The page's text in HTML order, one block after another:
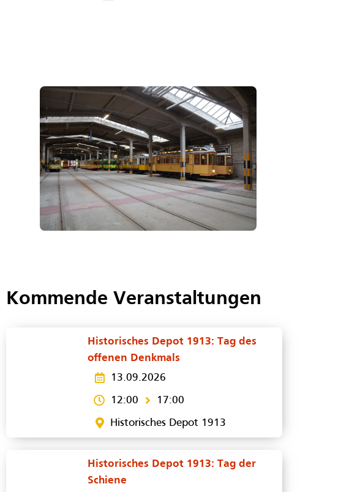
Kommende Veranstaltungen
Historisches Depot 1913: Tag des
offenen Denkmals
13.09.2026
12:00 17:00
Historisches Depot 1913
Historisches Depot 1913: Tag der
Schiene